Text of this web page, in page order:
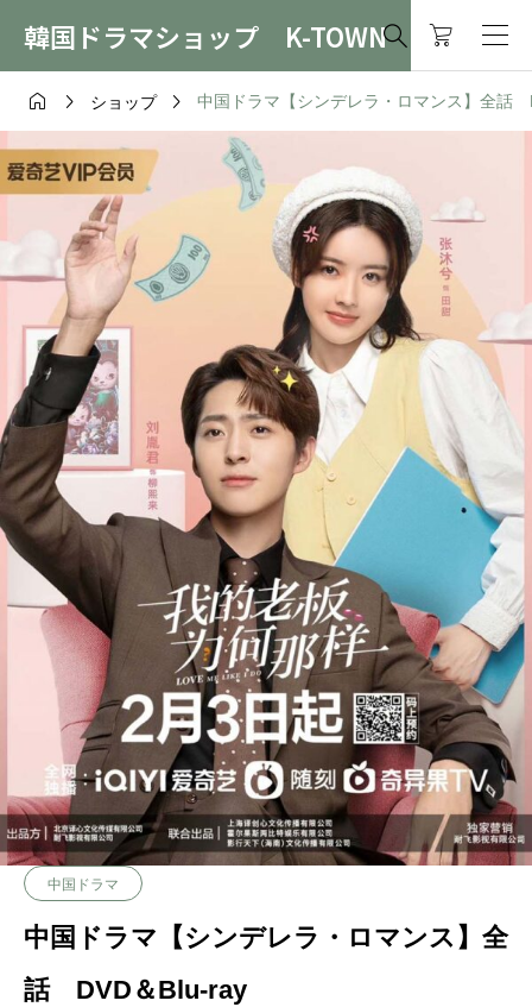
韓国ドラマショップ K-TOWN
  ショップ  中国ドラマ【シンデレラ・ロマンス】全話
中国ドラマ
中国ドラマ【シンデレラ・ロマンス】全
話 DVD＆Blu-ray